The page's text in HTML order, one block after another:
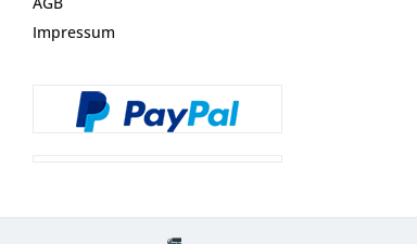
Impressum